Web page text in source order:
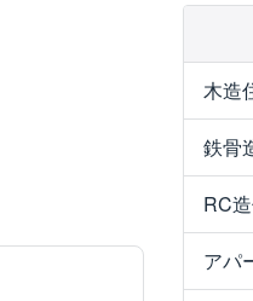
木造
鉄骨
RC
アパ